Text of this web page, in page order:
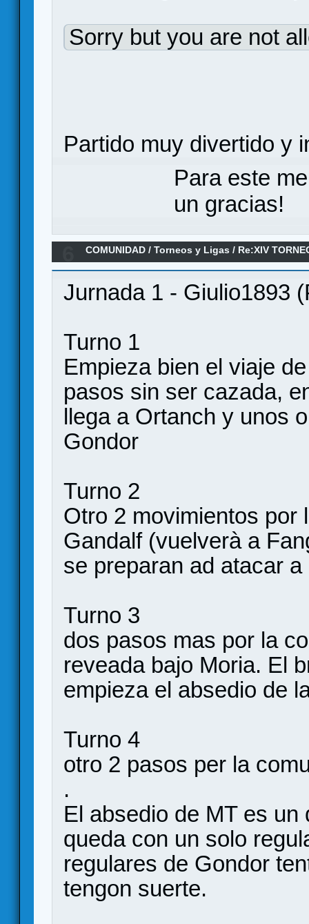
Sorry but you are not
Partido muy divertido y
Para este
un gracias!
COMUNIDAD /Torneos y Ligas / Re:XIV
Jurnada 1 - Giulio1893
Turno 1
Empieza bien el viaje
pasos sin ser cazada,
llega a Ortanch y unos
Gondor
Turno 2
Otro 2 movimientos por
Gandalf (vuelverà a
se preparan ad atacar
Turno 3
dos pasos mas por la
reveada bajo Moria. El
empieza el absedio de
Turno 4
otro 2 pasos per la
.
El absedio de MT es
queda con un solo
regulares de Gondor
tengon suerte.